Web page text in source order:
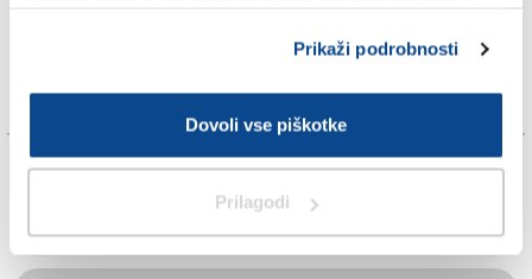
Prikaži podrobnosti
Dovoli vse piškotke
Prilagodi
TAGS:
GORICA